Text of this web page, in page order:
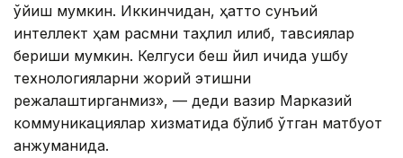
қўйиш мумкин. Иккинчидан, ҳатто сунъий
интеллект ҳам расмни таҳлил қилиб, тавсиялар
бериши мумкин. Келгуси беш йил ичида ушбу
технологияларни жорий этишни
режалаштирганмиз», — деди вазир Марказий
коммуникациялар хизматида бўлиб ўтган матбуот
анжуманида.